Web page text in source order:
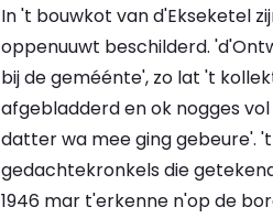
In 't bouwkot van d'Ekseketel
oppenuuwt beschilderd.
bij de geméénte', zo lat 't
afgebladderd en ok nogges
datter wa mee ging gebeure'.
gedachtekronkels die
1946 mar t'erkenne n'op de